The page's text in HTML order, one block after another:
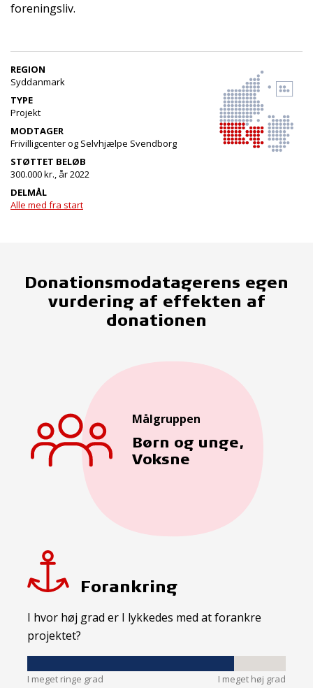
foreningsliv.
REGION
Syddanmark
TYPE
Projekt
MODTAGER
Frivilligcenter og Selvhjælpe Svendborg
STØTTET BELØB
300.000 kr., år 2022
DELMÅL
Alle med fra start
Donationsmodatagerens egen
vurdering af effekten af
donationen
Målgruppen
Børn og unge,
Voksne
Forankring
I hvor høj grad er I lykkedes med at forankre
projektet?
I meget ringe grad I meget høj grad